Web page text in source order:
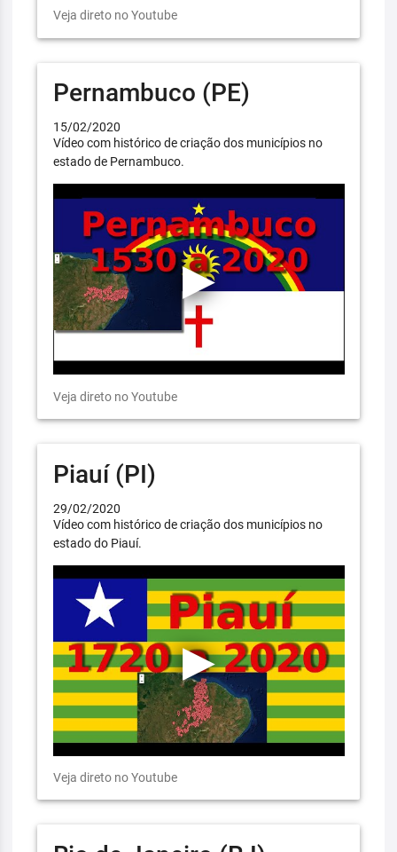
Veja direto no Youtube
Pernambuco (PE)
15/02/2020
Vídeo com histórico de criação dos municípios no
estado de Pernambuco.
Veja direto no Youtube
Piauí (PI)
29/02/2020
Vídeo com histórico de criação dos municípios no
estado do Piauí.
Veja direto no Youtube